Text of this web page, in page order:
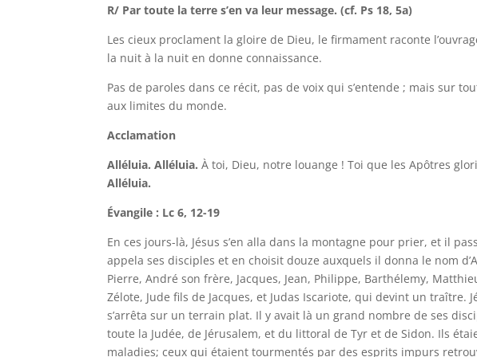
R/ Par toute la terre s’en va leur message. (cf. Ps 18, 5a)
Les cieux proclament la gloire de Dieu, le firmament raconte
la nuit à la nuit en donne connaissance.
Pas de paroles dans ce récit, pas de voix qui s’entende ; mais sur
aux limites du monde.
Acclamation
Alléluia. Alléluia. À toi, Dieu, notre louange ! Toi que les Apôtres
Alléluia.
Évangile : Lc 6, 12-19
En ces jours-là, Jésus s’en alla dans la montagne pour prier, et il
appela ses disciples et en choisit douze auxquels il donna le nom
Pierre, André son frère, Jacques, Jean, Philippe, Barthélemy,
Zélote, Jude fils de Jacques, et Judas Iscariote, qui devint un traître.
s’arrêta sur un terrain plat. Il y avait là un grand nombre de ses
toute la Judée, de Jérusalem, et du littoral de Tyr et de Sidon. Ils
maladies; ceux qui étaient tourmentés par des esprits impurs